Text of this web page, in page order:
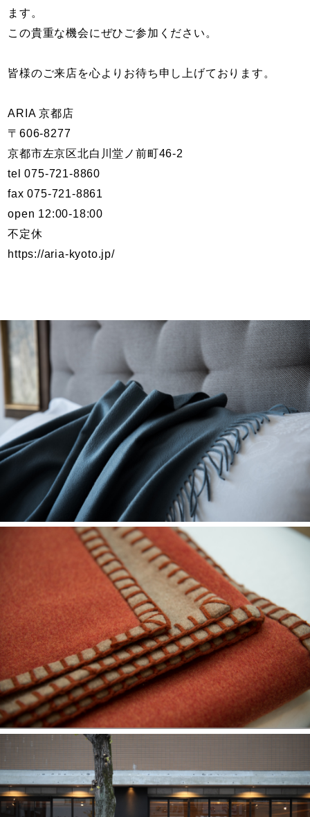
ます。
この貴重な機会にぜひご参加ください。
皆様のご来店を心よりお待ち申し上げております。
ARIA 京都店
〒606-8277
京都市左京区北白川堂ノ前町46-2
tel 075-721-8860
fax 075-721-8861
open 12:00-18:00
不定休
https://aria-kyoto.jp/